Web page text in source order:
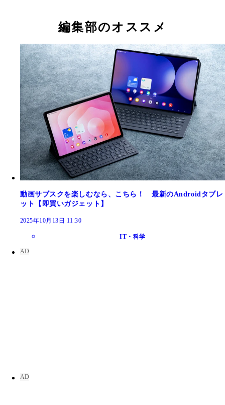
Ring Wired Doorbell Pro 3万9980円
編集部のオススメ
動画サブスクを楽しむなら、こちら！ 最新のAndroidタブレ
ット【即買いガジェット】
2025年10月13日 11:30
IT・科学